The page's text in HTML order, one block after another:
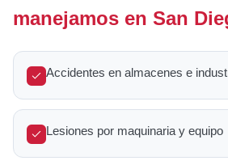
manejamos en San
Accidentes en almacenes e
Lesiones por maquinaria y equipo